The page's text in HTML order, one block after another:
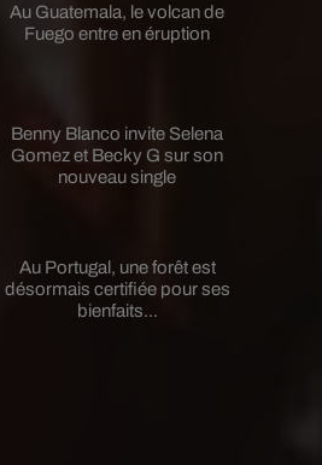
Au Guatemala, le volcan de
Fuego entre en éruption
Benny Blanco invite Selena
Gomez et Becky G sur son
nouveau single
Au Portugal, une forêt est
désormais certifiée pour ses
bienfaits...